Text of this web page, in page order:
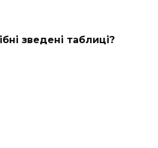
зведені таблиці?